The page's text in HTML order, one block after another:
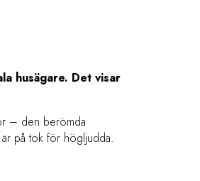
husägare. Det visar
– den berömda
på tok för högljudda.